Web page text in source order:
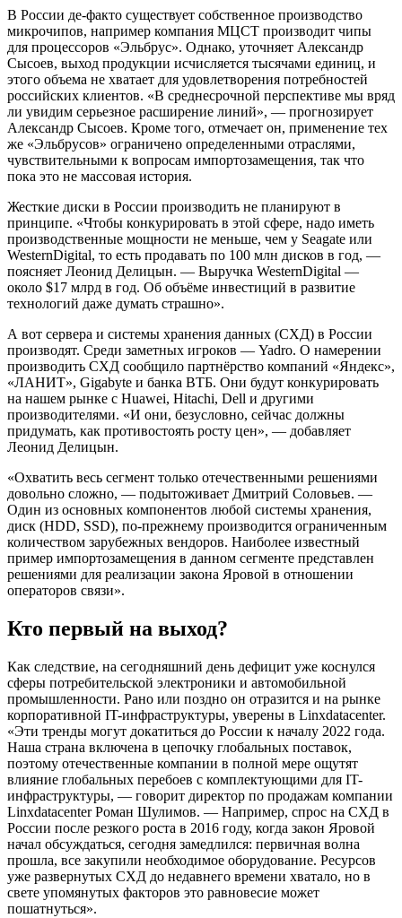
В России де-факто существует собственное производство
микрочипов, например компания МЦСТ производит чипы
для процессоров «Эльбрус». Однако, уточняет Александр
Сысоев, выход продукции исчисляется тысячами единиц, и
этого объема не хватает для удовлетворения потребностей
российских клиентов. «В среднесрочной перспективе мы вряд
ли увидим серьезное расширение линий», — прогнозирует
Александр Сысоев. Кроме того, отмечает он, применение тех
же «Эльбрусов» ограничено определенными отраслями,
чувствительными к вопросам импортозамещения, так что
пока это не массовая история.
Жесткие диски в России производить не планируют в
принципе. «Чтобы конкурировать в этой сфере, надо иметь
производственные мощности не меньше, чем у Seagate или
WesternDigital, то есть продавать по 100 млн дисков в год, —
поясняет Леонид Делицын. — Выручка WesternDigital —
около $17 млрд в год. Об объёме инвестиций в развитие
технологий даже думать страшно».
А вот сервера и системы хранения данных (СХД) в России
производят. Среди заметных игроков — Yadro. О намерении
производить СХД сообщило партнёрство компаний «Яндекс»,
«ЛАНИТ», Gigabyte и банка ВТБ. Они будут конкурировать
на нашем рынке с Huawei, Hitachi, Dell и другими
производителями. «И они, безусловно, сейчас должны
придумать, как противостоять росту цен», — добавляет
Леонид Делицын.
«Охватить весь сегмент только отечественными решениями
довольно сложно, — подытоживает Дмитрий Соловьев. —
Один из основных компонентов любой системы хранения,
диск (HDD, SSD), по-прежнему производится ограниченным
количеством зарубежных вендоров. Наиболее известный
пример импортозамещения в данном сегменте представлен
решениями для реализации закона Яровой в отношении
операторов связи».
Кто первый на выход?
Как следствие, на сегодняшний день дефицит уже коснулся
сферы потребительской электроники и автомобильной
промышленности. Рано или поздно он отразится и на рынке
корпоративной IT-инфраструктуры, уверены в Linxdatacenter.
«Эти тренды могут докатиться до России к началу 2022 года.
Наша страна включена в цепочку глобальных поставок,
поэтому отечественные компании в полной мере ощутят
влияние глобальных перебоев с комплектующими для IT-
инфраструктуры, — говорит директор по продажам компании
Linxdatacenter Роман Шулимов. — Например, спрос на СХД в
России после резкого роста в 2016 году, когда закон Яровой
начал обсуждаться, сегодня замедлился: первичная волна
прошла, все закупили необходимое оборудование. Ресурсов
уже развернутых СХД до недавнего времени хватало, но в
свете упомянутых факторов это равновесие может
пошатнуться».